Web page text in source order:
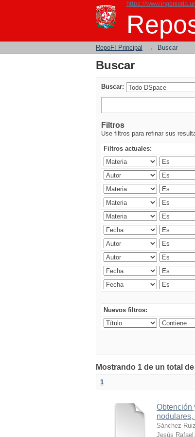
https://
Buscar
RepoFI Principal → Buscar
Buscar
Buscar:
Filtros
Use filtros para refinar sus
Filtros actuales:
Nuevos filtros:
Mostrando 1 de un total
1
Obtención
Sánchez
Jesús Rafael ;